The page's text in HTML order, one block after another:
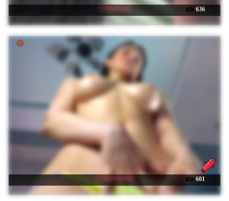
☉ MarKaa0 636
☉ AlisaFreshly 601